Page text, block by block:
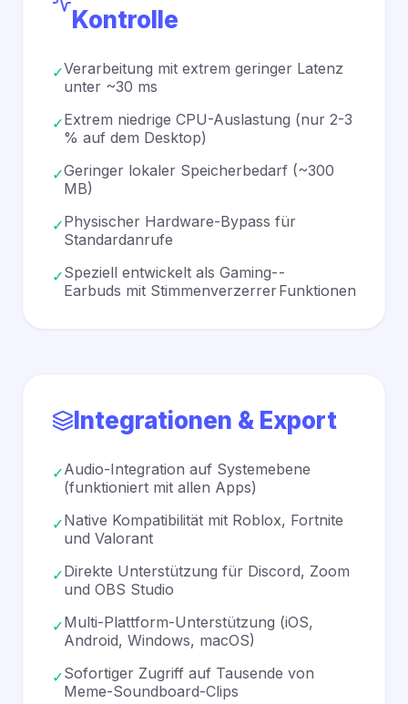
Kontrolle
✓Verarbeitung mit extrem geringer Latenz
unter ~30 ms
✓Extrem niedrige CPU-Auslastung (nur 2-3
% auf dem Desktop)
✓Geringer lokaler Speicherbedarf (~300
MB)
✓Physischer Hardware-Bypass für
Standardanrufe
✓Speziell entwickelt als Gaming-
Earbuds mit Stimmenverzerrer
-
Funktionen
Integrationen & Export
✓Audio-Integration auf Systemebene
(funktioniert mit allen Apps)
✓Native Kompatibilität mit Roblox, Fortnite
und Valorant
✓Direkte Unterstützung für Discord, Zoom
und OBS Studio
✓Multi-Plattform-Unterstützung (iOS,
Android, Windows, macOS)
✓Sofortiger Zugriff auf Tausende von
Meme-Soundboard-Clips